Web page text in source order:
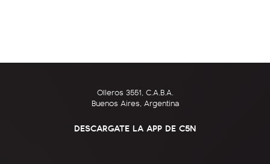
Olleros 3551, C.A.B.A.
Buenos Aires, Argentina
DESCARGATE LA APP DE C5N